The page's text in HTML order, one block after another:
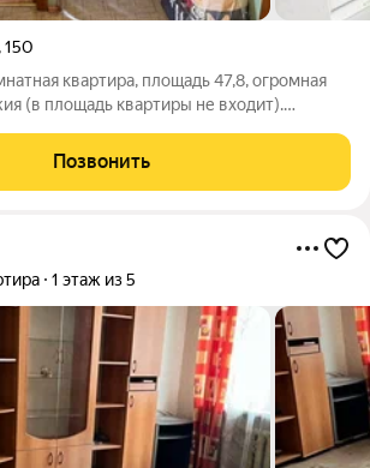
,150
квартира, площадь 47,8, огромная
(в площадь квартиры не входит).
в кафеле, остается стиральная
кухня
Позвонить
1 этаж из 5